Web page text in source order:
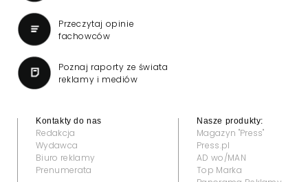
Przeczytaj opinie
fachowców
Poznaj raporty ze świata
reklamy i mediów
Kontakty do nas
Redakcja
Wydawca
Biuro reklamy
Prenumerata
Nasze produkty:
Magazyn "Press"
Press.pl
AD wo/MAN
Top Marka